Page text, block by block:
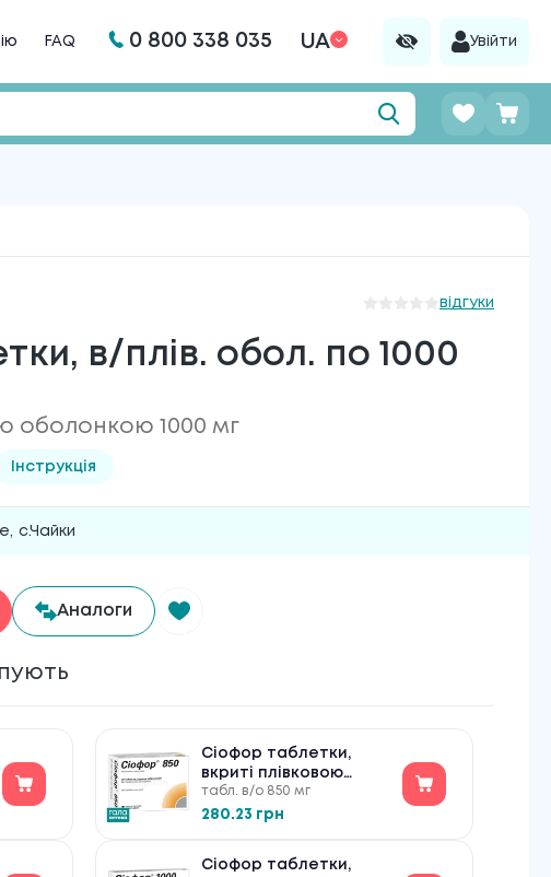
FAQ 0 800 338 035 UA Увійти
відгуки
в/плів. обол. по 1000
оболонкою 1000 мг
Інструкція
, с.Чайки
Аналоги
Сіофор таблетки,
вкриті плівковою
оболонкою по 850 мг
№60
табл. в/о 850 мг
280.23 грн
Сіофор таблетки,